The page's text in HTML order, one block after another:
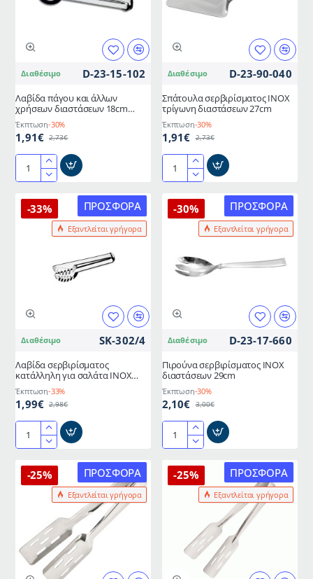
Διαθέσιμο D-23-15-102
Λαβίδα πάγου και άλλων
χρήσεων διαστάσεων 18cm
μεταλλική
Έκπτωση-30%
1,91€ 2,73€
Λαβίδα
και
άλλων
μεταλλική
Διαθέσιμο D-23-90-040
Σπάτουλα σερβιρίσματος ΙΝΟΧ
τρίγωνη διαστάσεων 27cm
Έκπτωση-30%
1,91€ 2,73€
Σπάτουλα
ΙΝΟΧ
τρίγωνη
διαστάσεων
ΠΡΟΣΦΟΡΆ
Εξαντλείται γρήγορα
-33%
Διαθέσιμο SK-302/4
Λαβίδα σερβιρίσματος
κατάλληλη για σαλάτα ΙΝΟΧ
Έκπτωση-33%
1,99€ 2,98€
Λαβίδα
κατάλληλη
για
διαστάσεως
22cm
ΠΡΟΣΦΟΡΆ
Εξαντλείται γρήγορα
-30%
Διαθέσιμο D-23-17-660
Πιρούνα σερβιρίσματος ΙΝΟΧ
διαστάσεων 29cm
Έκπτωση-30%
2,10€ 3,00€
Πιρούνα
ΙΝΟΧ
διαστάσεων
ΠΡΟΣΦΟΡΆ
Εξαντλείται γρήγορα
-25% ΠΡΟΣΦΟΡΆ
Εξαντλείται γρήγορα
-25%